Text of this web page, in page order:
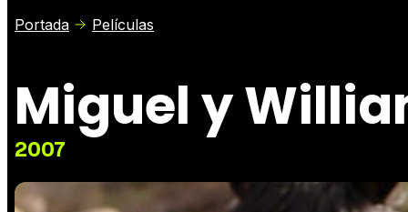
Portada Películas
Miguel y
2007